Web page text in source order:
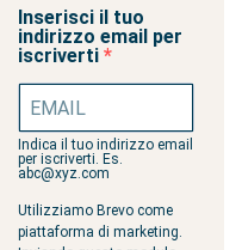
Inserisci il tuo
indirizzo email per
iscriverti
Indica il tuo indirizzo email
per iscriverti. Es.
abc@xyz.com
Utilizziamo Brevo come
piattaforma di marketing.